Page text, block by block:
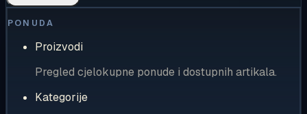
PONUDA
Proizvodi
Pregled cjelokupne ponude i dostupnih artikala.
Kategorije